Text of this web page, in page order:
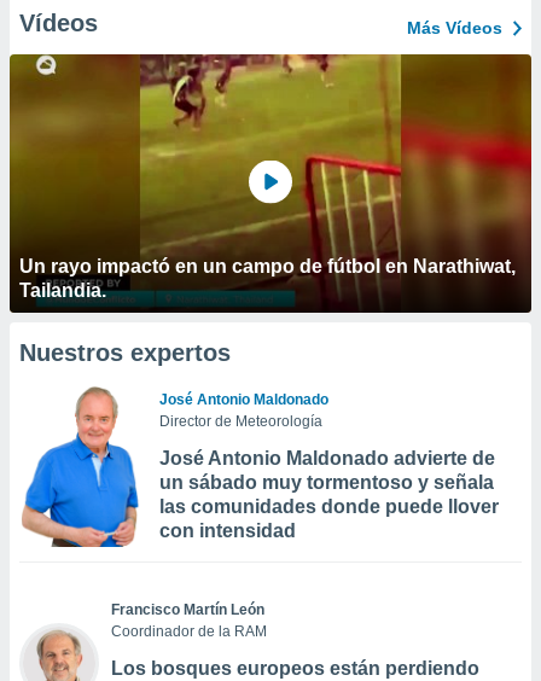
Vídeos Más Vídeos
Un rayo impactó en un campo de fútbol en Narathiwat,
Tailandia.
Nuestros expertos
José Antonio Maldonado
Director de Meteorología
José Antonio Maldonado advierte de
un sábado muy tormentoso y señala
las comunidades donde puede llover
con intensidad
Francisco Martín León
Coordinador de la RAM
Los bosques europeos están perdiendo